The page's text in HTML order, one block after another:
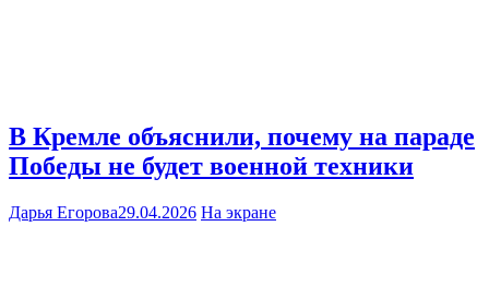
В Кремле объяснили, почему на параде
Победы не будет военной техники
Дарья Егорова29.04.2026 На экране